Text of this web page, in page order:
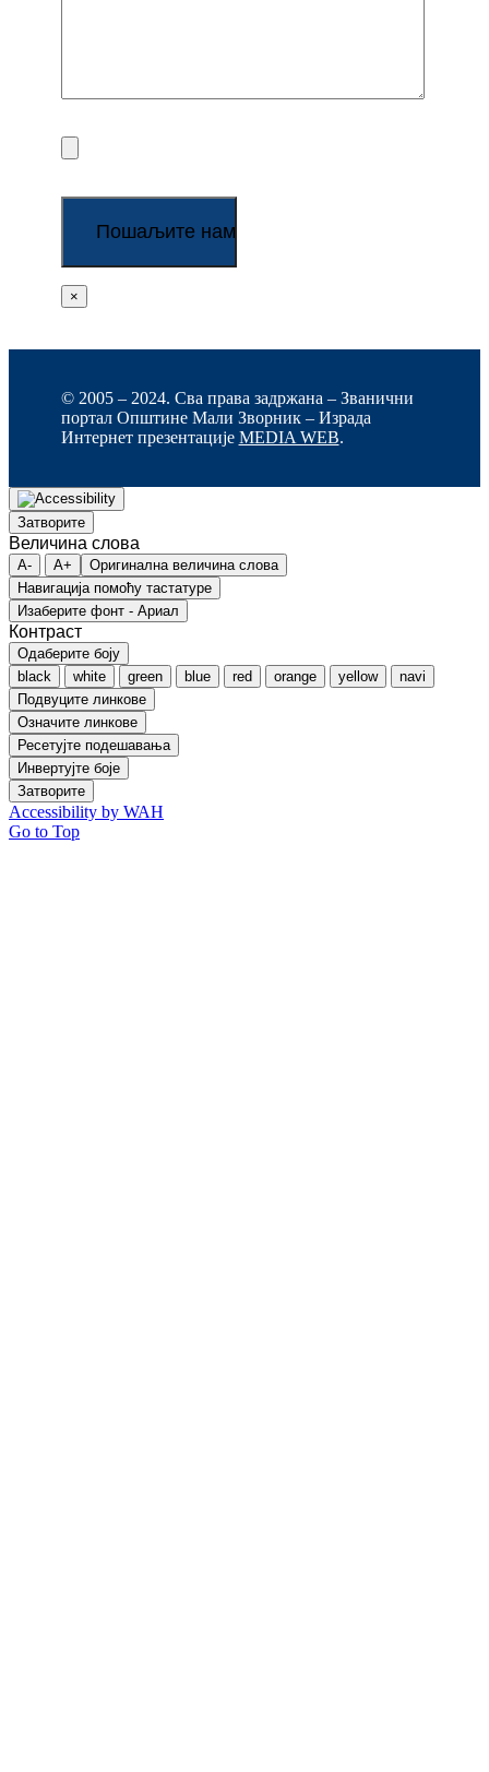
×
© 2005 – 2024. Сва права задржана – Званични
портал Општине Мали Зворник – Израда
Интернет презентације MEDIA WEB.
Затворите
Величина слова
A- A+
Оригинална величина слова
Навигација помоћу тастатуре
Изаберите фонт - Ариал
Контраст
Одаберите боју
black
white green blue red orange yellow
navi
Подвуците линкове
Означите линкове
Ресетујте подешавања
Инвертујте боје
Затворите
Accessibility by WAH
Go to Top